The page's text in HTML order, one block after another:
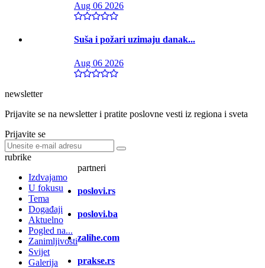
Aug 06 2026
Suša i požari uzimaju danak...
Aug 06 2026
newsletter
Prijavite se na newsletter i pratite poslovne vesti iz regiona i sveta
Prijavite se
rubrike
Izdvajamo
U fokusu
Tema
Događaji
Aktuelno
Pogled na...
Zanimljivosti
Svijet
Galerija
partneri
poslovi.rs
poslovi.ba
zalihe.com
prakse.rs